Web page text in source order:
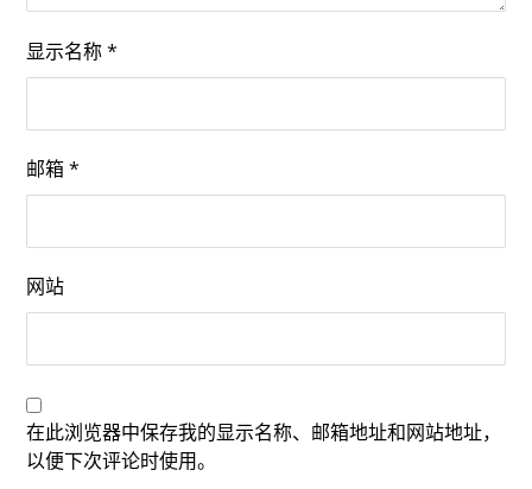
显示名称*
邮箱*
网站
在此浏览器中保存我的显示名称、邮箱地址和网站地址，
以便下次评论时使用。